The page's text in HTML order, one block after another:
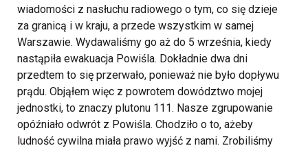
wiadomości z nasłuchu radiowego o tym, co się dzieje
za granicą i w kraju, a przede wszystkim w samej
Warszawie. Wydawaliśmy go aż do 5 września, kiedy
nastąpiła ewakuacja Powiśla. Dokładnie dwa dni
przedtem to się przerwało, ponieważ nie było dopływu
prądu. Objąłem więc z powrotem dowództwo mojej
jednostki, to znaczy plutonu 111. Nasze zgrupowanie
opóźniało odwrót z Powiśla. Chodziło o to, ażeby
ludność cywilna miała prawo wyjść z nami. Zrobiliśmy